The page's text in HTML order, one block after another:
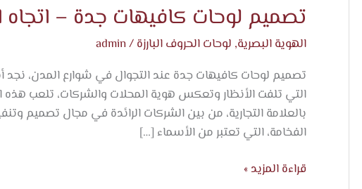
تصميم لوحات كافيهات جدة – اتجاه
الهوية البصرية, لوحات الحروف البارزة/
admin
تصميم لوحات كافيهات جدة عند التجوال في شوارع المدن، نجد
التي تلفت الأنظار وتعكس هوية المحلات والشركات، تلعب هذه
بالعلامة التجارية، من بين الشركات الرائدة في مجال تصميم
الفخامة، التي تعتبر من الأسماء […]
كافيهات
–
اتجاه
الفخامة
قراءة المزيد »